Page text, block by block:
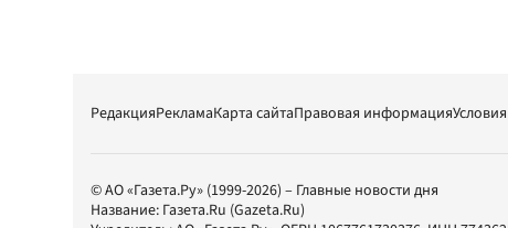
РедакцияРекламаКарта сайтаПравовая информация
© АО «Газета.Ру» (1999-2026) – Главные новости дня
Название: Газета.Ru (Gazeta.Ru)